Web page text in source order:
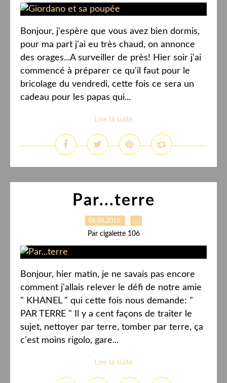
Bonjour, j'espère que vous avez bien dormis,
pour ma part j'ai eu très chaud, on annonce
des orages...A surveiller de près! Hier soir j'ai
commencé à préparer ce qu'il faut pour le
bricolage du vendredi, cette fois ce sera un
cadeau pour les papas qui...
Lire la suite
Par...terre
06.06.2018 …
Par cigalette 106
Bonjour, hier matin, je ne savais pas encore
comment j'allais relever le défi de notre amie
" KHANEL " qui cette fois nous demande: "
PAR TERRE " Il y a cent façons de traiter le
sujet, nettoyer par terre, tomber par terre, ça
c'est moins rigolo, gare...
Lire la suite